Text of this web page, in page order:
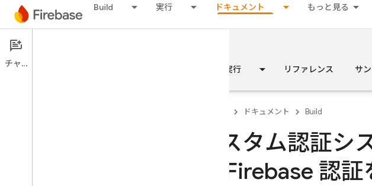
Build 実行 ドキュメント もっと見る
ドキュメント
概要 実行 リファレンス サ
ドキュメント Build
カスタム認証シ
て Firebase 認証
チャット